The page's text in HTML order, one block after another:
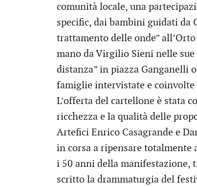
comunità locale, una
specific, dai bambini guidati da
trattamento delle onde”
mano da Virgilio Sieni nelle
distanza” in piazza Ganganelli
famiglie intervistate e
L’offerta del cartellone è stata
ricchezza e la qualità delle
Artefici Enrico Casagrande e
in corsa a ripensare totalmente
i 50 anni della manifestazione,
scritto la drammaturgia del